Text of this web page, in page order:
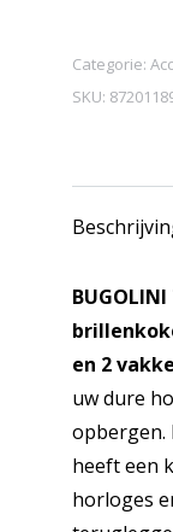
en
spiegel
-
Geschikt
voor
2
horloges
en
Categorie:
SKU:
en 2
uw dure
opbergen.
heeft een
horloges